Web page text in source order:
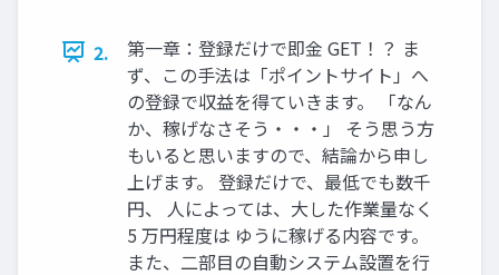
2.
第一章：登録だけで即金 GET！？ ま
ず、この手法は「ポイントサイト」へ
の登録で収益を得ていきます。 「なん
か、稼げなさそう・・・」 そう思う方
もいると思いますので、結論から申し
上げます。 登録だけで、最低でも数千
円、 人によっては、大した作業量なく
5 万円程度は ゆうに稼げる内容です。
また、二部目の自動システム設置を行